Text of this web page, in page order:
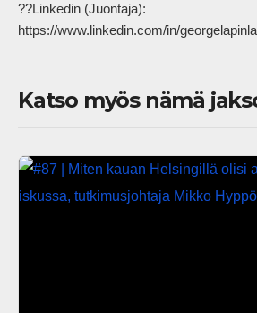
??Linkedin (Juontaja):
https://www.linkedin.com/in/
Katso myös nämä